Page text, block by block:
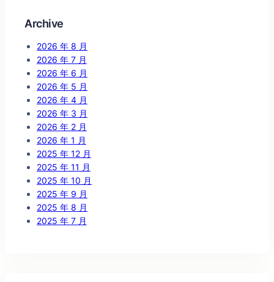
Archive
2026 年 8 月
2026 年 7 月
2026 年 6 月
2026 年 5 月
2026 年 4 月
2026 年 3 月
2026 年 2 月
2026 年 1 月
2025 年 12 月
2025 年 11 月
2025 年 10 月
2025 年 9 月
2025 年 8 月
2025 年 7 月